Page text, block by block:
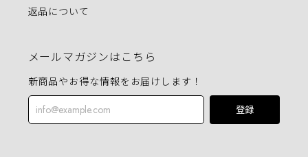
返品について
メールマガジンはこちら
新商品やお得な情報をお届けします！
登録